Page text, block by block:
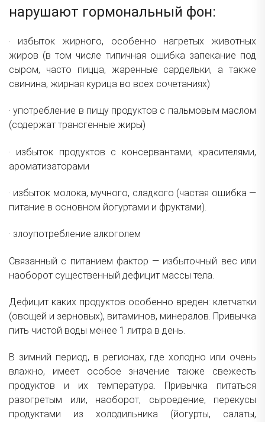
нарушают гормональный фон:
·
избыток жирного, особенно нагретых животных
жиров (в том числе типичная ошибка запекание под
сыром, часто пицца, жаренные сардельки, а также
свинина, жирная курица во всех сочетаниях)
· употребление в пищу продуктов с пальмовым маслом
(содержат трансгенные жиры)
· избыток продуктов с консервантами, красителями,
ароматизаторами
· избыток молока, мучного, сладкого (частая ошибка —
питание в основном йогуртами и фруктами).
· злоупотребление алкоголем
Связанный с питанием фактор — избыточный вес или
наоборот существенный дефицит массы тела.
Дефицит каких продуктов особенно вреден: клетчатки
(овощей и зерновых), витаминов, минералов. Привычка
пить чистой воды менее 1 литра в день.
В зимний период, в регионах, где холодно или очень
влажно, имеет особое значение также свежесть
продуктов и их температура. Привычка питаться
разогретым или, наоборот, сыроедение, перекусы
продуктами из холодильника (йогурты, салаты,